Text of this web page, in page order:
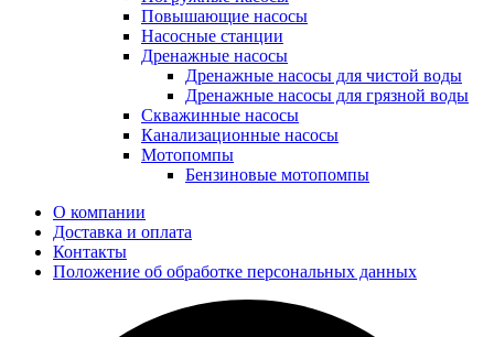
Повышающие насосы
Насосные станции
Дренажные насосы
Дренажные насосы для чистой воды
Дренажные насосы для грязной воды
Скважинные насосы
Канализационные насосы
Мотопомпы
Бензиновые мотопомпы
О компании
Доставка и оплата
Контакты
Положение об обработке персональных данных